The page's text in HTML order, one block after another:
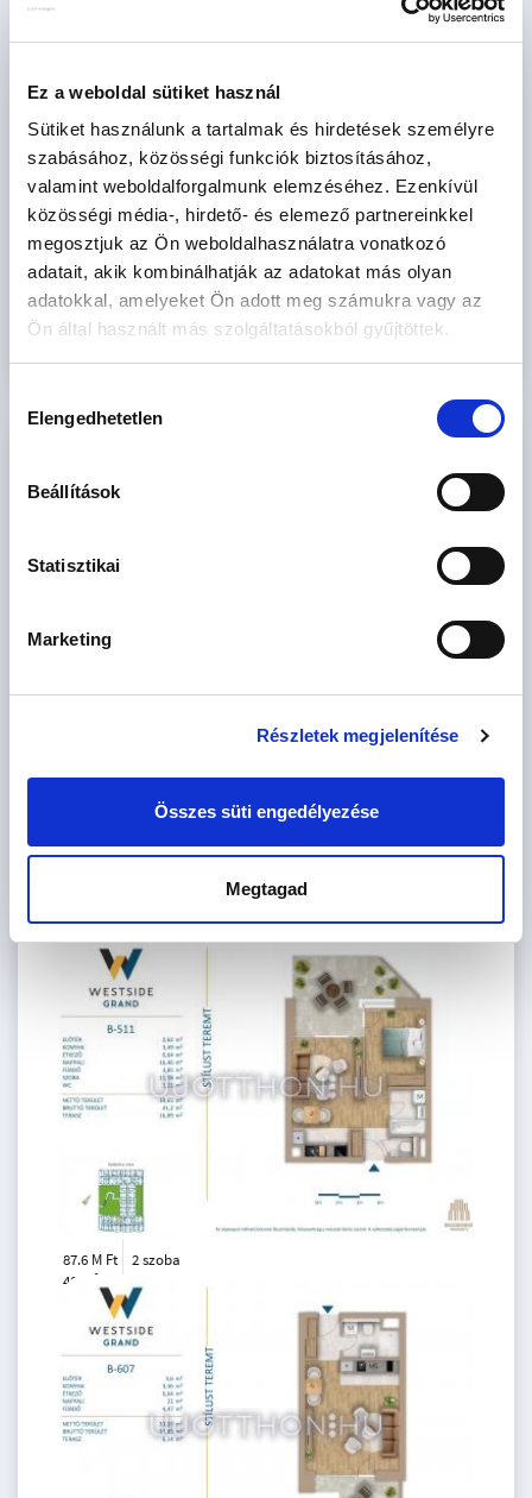
Ez a weboldal sütiket használ
Sütiket használunk a tartalmak és hirdetések személyre
szabásához, közösségi funkciók biztosításához,
valamint weboldalforgalmunk elemzéséhez. Ezenkívül
közösségi média-, hirdető- és elemező partnereinkkel
megosztjuk az Ön weboldalhasználatra vonatkozó
adatait, akik kombinálhatják az adatokat más olyan
adatokkal, amelyeket Ön adott meg számukra vagy az
Ön által használt más szolgáltatásokból gyűjtöttek.
kiválasztása
Elengedhetetlen
Beállítások
Statisztikai
Marketing
Részletek megjelenítése
Összes süti engedélyezése
Megtagad
és azadatkezelési
Hozzájárulok az adatvédelmi tájékoztatóban leírtak szerinti
* A kérdésre „Igen” válasz bejelölése esetén, az „Üzenet
küldése” gombra kattintva kijelentem, hogy az OTP Bank
Nyrt.Adatkezelési tájékoztatójánaktartalmát
megismertem és tudomásul vettem.
Ajánlatkérés elküldése
INGATLAN
M Ft
Méret
db
Szűrés
87.6 M Ft
40 m
2
2 szoba
emelet